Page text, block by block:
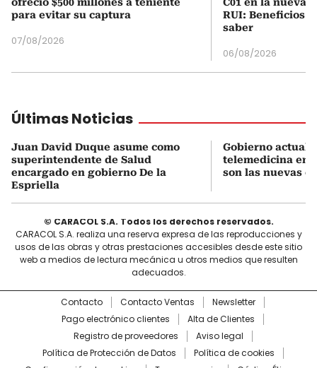
para evitar su captura
07/08/2026
RUI: Beneficios
saber
06/08/2026
Últimas Noticias
Juan David Duque asume como
superintendente de Salud
encargado en gobierno De la
Espriella
Gobierno
telemedicina en
son las nuevas
© CARACOL S.A. Todos los derechos reservados.
CARACOL S.A. realiza una reserva expresa de las reproducciones y
usos de las obras y otras prestaciones accesibles desde este sitio
web a medios de lectura mecánica u otros medios que resulten
adecuados.
Contacto Contacto Ventas
Newsletter
Pago electrónico clientes
Alta de Clientes
Registro de proveedores
Aviso legal
Política de Protección de Datos
Política de cookies